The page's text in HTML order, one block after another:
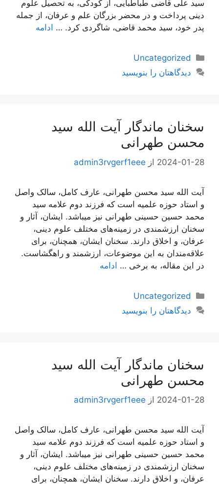
سید علی قاضی طباطبایی، از کودکی، به تحصیل علوم
دینی پرداخت و در محضر بزرگان علم و عرفان، از جمله
پدر خود، سید محمد قاضی، شاگردی کرد. … ادامه
دسته‌ها
Uncategorized
دیدگاهتان را بنویسید
سخنان ماندگار آیت الله سید
محسن طهرانی
2024-01-28 از admin3rvgerf1eee
آیت الله سید محسن طهرانی، عارف کامل، سالک واصل
و استاد حوزه علمیه است که فرزند دوم علامه سید
محمد حسین حسینی طهرانی نیز میباشد. ایشان، آثار و
سخنان ارزشمندی در زمینه‌های مختلف علوم دینی،
عرفان، و اخلاق دارند. سخنان ایشان، همچنان، برای
علاقه‌مندان به این موضوعات، ارزشمند و راهگشاست.
در این مقاله، به برخی … ادامه
دسته‌ها
Uncategorized
دیدگاهتان را بنویسید
سخنان ماندگار آیت الله سید
محسن طهرانی
2024-01-28 از admin3rvgerf1eee
آیت الله سید محسن طهرانی، عارف کامل، سالک واصل
و استاد حوزه علمیه است که فرزند دوم علامه سید
محمد حسین حسینی طهرانی نیز میباشد. ایشان، آثار و
سخنان ارزشمندی در زمینه‌های مختلف علوم دینی،
عرفان، و اخلاق دارند. سخنان ایشان، همچنان، برای